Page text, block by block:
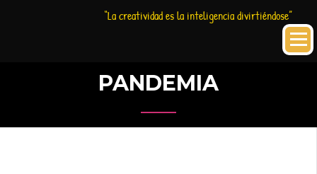
“La creatividad es la inteligencia divirtiéndose”
PANDEMIA